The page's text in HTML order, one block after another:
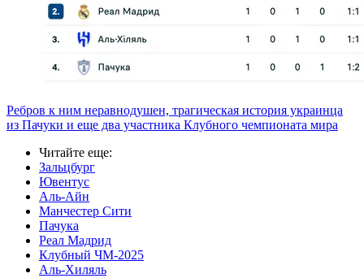
Ребров к ним неравнодушен, трагическая история украинца
из Пачуки и еще два участника Клубного чемпионата мира
Читайте еще:
Зальцбург
Ювентус
Аль-Айн
Манчестер Сити
Пачука
Реал Мадрид
Клубный ЧМ-2025
Аль-Хиляль